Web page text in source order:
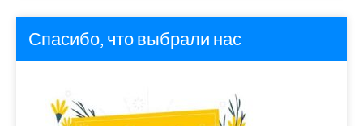
Спасибо, что выбрали нас